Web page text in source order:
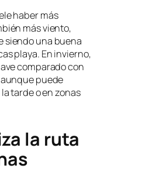
haber más
más viento,
siendo una buena
playa. En invierno,
comparado con
puede
tarde o en zonas
la ruta